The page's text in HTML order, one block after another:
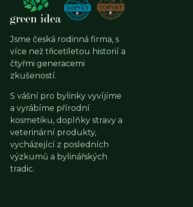
Jsme česká rodinná firma, s
více než třicetiletou historií a
čtyřmi generacemi
zkušeností.
S vášní pro bylinky vyvíjíme
a vyrábíme přírodní
kosmetiku, doplňky stravy a
veterinární produkty,
vycházející z posledních
výzkumů a bylinářských
tradic.